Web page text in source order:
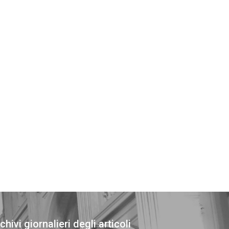
giornalieri degli articoli